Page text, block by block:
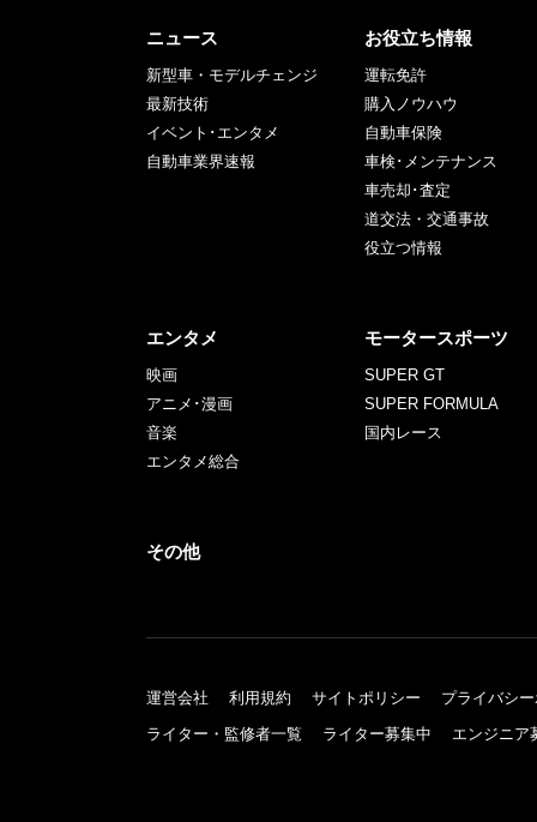
ニュース
新型車・モデルチェンジ
最新技術
イベント･エンタメ
自動車業界速報
お役立ち情報
運転免許
購入ノウハウ
自動車保険
車検･メンテナンス
車売却･査定
道交法・交通事故
役立つ情報
エンタメ
映画
アニメ･漫画
音楽
エンタメ総合
モータースポーツ
SUPER GT
SUPER FORMULA
国内レース
その他
運営会社 利用規約 サイトポリシー
プライバシ
ライター・監修者一覧
ライター募集中 エンジニア